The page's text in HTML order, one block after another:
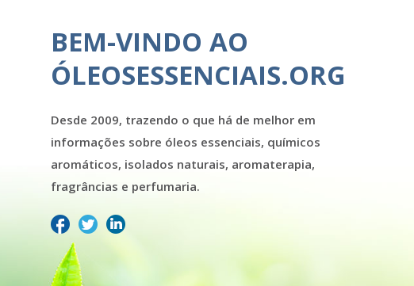
BEM-VINDO AO
ÓLEOSESSENCIAIS.ORG
Desde 2009, trazendo o que há de melhor em
informações sobre óleos essenciais, químicos
aromáticos, isolados naturais, aromaterapia,
fragrâncias e perfumaria.